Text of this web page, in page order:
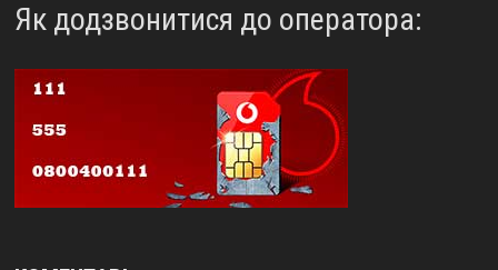
Як додзвонитися до оператора: